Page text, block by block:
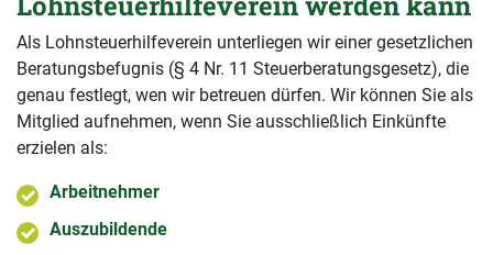
Als Lohnsteuerhilfeverein unterliegen wir einer gesetzlichen
Beratungsbefugnis (§ 4 Nr. 11 Steuerberatungsgesetz), die
genau festlegt, wen wir betreuen dürfen. Wir können Sie als
Mitglied aufnehmen, wenn Sie ausschließlich Einkünfte
erzielen als:
Arbeitnehmer
Auszubildende